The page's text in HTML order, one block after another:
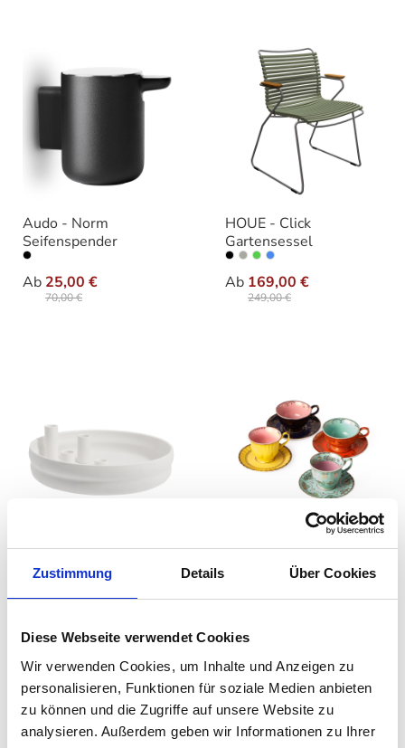
Zustimmung Details Über Cookies
Diese Webseite verwendet Cookies
Wir verwenden Cookies, um Inhalte und Anzeigen zu
personalisieren, Funktionen für soziale Medien anbieten
zu können und die Zugriffe auf unsere Website zu
analysieren. Außerdem geben wir Informationen zu Ihrer
Audo - Norm
Seifenspender
Ab 25,00 €
70,00 €
Ausführung
HOUE - Click
Gartensessel
Ab 169,00 €
249,00 €
Varianten
Storefactory - Bolmen
Kerzenhalter
Variantenauswählen
Pols Potten - Grandpa
Teetassen
138,90 €